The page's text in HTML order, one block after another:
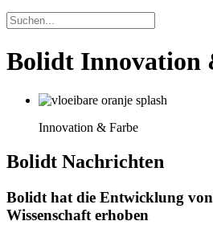
Bolidt Innovation
Innovation & Farbe
Bolidt Nachrichten
Bolidt hat die Entwicklung
Wissenschaft erhoben